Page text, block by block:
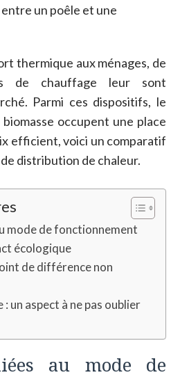
un poêle et une
thermique aux ménages, de
de chauffage leur sont
Parmi ces dispositifs, le
occupent une place
efficient, voici un comparatif
distribution de chaleur.
mode de fonctionnement
écologique
de différence non
: un aspect à ne pas oublier
au mode de